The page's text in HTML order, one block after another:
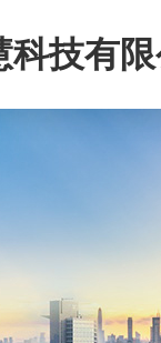
科技有